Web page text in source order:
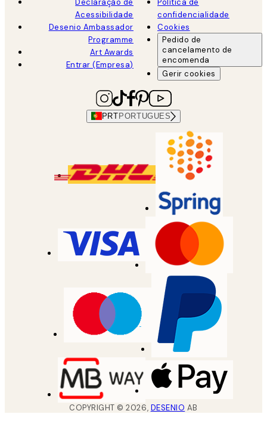
Acessibilidade
Desenio Ambassador
Programme
Art Awards
Entrar (Empresa)
confidencialidade
Cookies
Pedido de
cancelamento de
encomenda
Gerir cookies
PRT PORTUGUES
COPYRIGHT ©2026, DESENIO AB